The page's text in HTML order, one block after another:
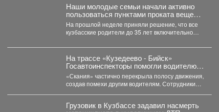
Наши молодые семьи начали активно
пользоваться пунктами проката вещей
для новорожденных.
На прошлой неделе приняли решение, что все
кузбасские родители до 35 лет включительно
На трассе «Кузедеево - Бийск»
Госавтоинспекторы помогли водителю
застрявшего в кювете грузовика.
«Скания» частично перекрыла полосу движения,
создав помехи другим водителям. Сотрудники
Грузовик в Кузбассе задавил насмерть